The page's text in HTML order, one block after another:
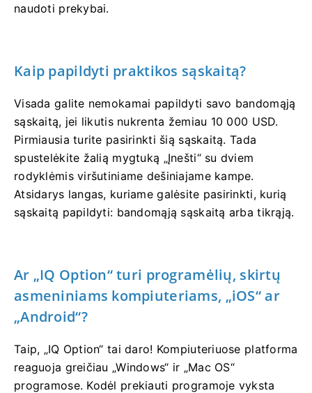
naudoti prekybai.
Kaip papildyti praktikos sąskaitą?
Visada galite nemokamai papildyti savo bandomąją
sąskaitą, jei likutis nukrenta žemiau 10 000 USD.
Pirmiausia turite pasirinkti šią sąskaitą. Tada
spustelėkite žalią mygtuką „Įnešti“ su dviem
rodyklėmis viršutiniame dešiniajame kampe.
Atsidarys langas, kuriame galėsite pasirinkti, kurią
sąskaitą papildyti: bandomąją sąskaitą arba tikrąją.
Ar „IQ Option“ turi programėlių, skirtų
asmeniniams kompiuteriams, „iOS“ ar
„Android“?
Taip, „IQ Option“ tai daro! Kompiuteriuose platforma
reaguoja greičiau „Windows“ ir „Mac OS“
programose. Kodėl prekiauti programoje vyksta